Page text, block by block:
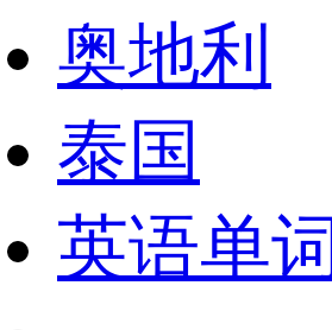
奥地利
泰国
英语单词